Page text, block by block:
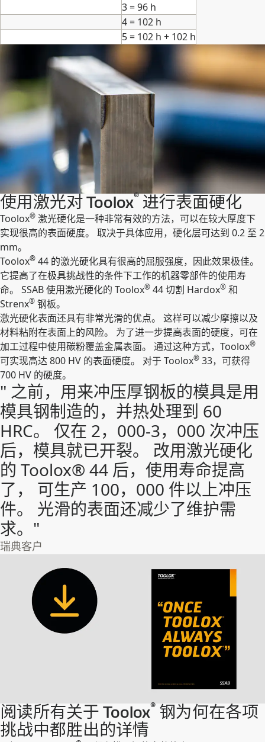
3 = 96 h
4 = 102 h
5 = 102 h + 102 h
使用激光对 Toolox® 进行表面硬化
Toolox® 激光硬化是一种非常有效的方法，可以在较大厚度下
实现很高的表面硬度。 取决于具体应用，硬化层可达到 0.2 至 2
mm。
Toolox® 44 的激光硬化具有很高的屈服强度，因此效果极佳。
它提高了在极具挑战性的条件下工作的机器零部件的使用寿
命。 SSAB 使用激光硬化的 Toolox® 44 切割 Hardox® 和
Strenx® 钢板。
激光硬化表面还具有非常光滑的优点。 这样可以减少摩擦以及
材料粘附在表面上的风险。 为了进一步提高表面的硬度，可在
加工过程中使用碳粉覆盖金属表面。 通过这种方式，Toolox®
可实现高达 800 HV 的表面硬度。 对于 Toolox® 33，可获得
700 HV 的硬度。
" 之前，用来冲压厚钢板的模具是用
模具钢制造的，并热处理到 60
HRC。 仅在 2，000-3，000 次冲压
后，模具就已开裂。 改用激光硬化
的 Toolox® 44 后，使用寿命提高
了， 可生产 100，000 件以上冲压
件。 光滑的表面还减少了维护需
求。"
瑞典客户
阅读所有关于 Toolox® 钢为何在各项
挑战中都胜出的详情